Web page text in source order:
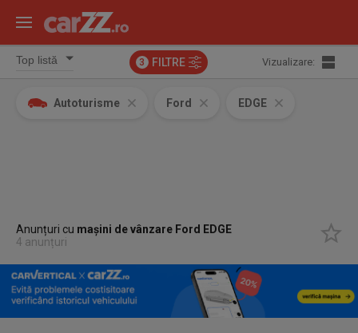
3 FILTRE Vizualizare:
Autoturisme Ford EDGE
Anunțuri cu mașini de vânzare Ford EDGE
4 anunțuri